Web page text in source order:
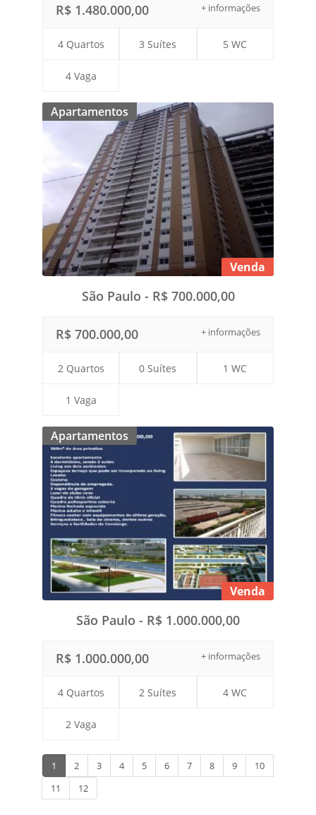
+ informações
R$ 1.480.000,00
4 Quartos 3 Suítes 5 WC
4 Vaga
Apartamentos
Venda
São Paulo - R$ 700.000,00
+ informações
R$ 700.000,00
2 Quartos 0 Suítes 1 WC
1 Vaga
Apartamentos
Venda
São Paulo - R$ 1.000.000,00
+ informações
R$ 1.000.000,00
4 Quartos 2 Suítes 4 WC
2 Vaga
1 2 3 4 5 6 7 8 9
10
11
12